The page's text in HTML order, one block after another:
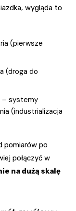
wygląda to
(pierwsze
(droga do
– systemy
(industrializacja
pomiarów po
połączyć w
na dużą skalę